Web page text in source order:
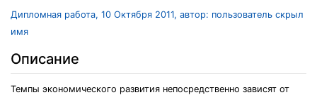
Дипломная работа, 10 Октября 2011, автор: пользователь скрыл
имя
Описание
Темпы экономического развития непосредственно зависят от